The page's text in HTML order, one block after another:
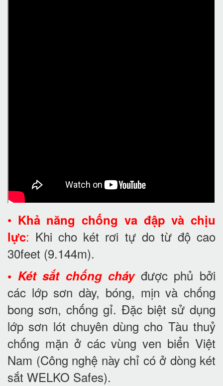
• Khả năng chống va đập và chịu
lực: Khi cho két rơi tự do từ độ cao
30feet (9.144m).
• Két sắt chống cháyđược phủ bởi
các lớp sơn dày, bóng, mịn và chống
bong sơn, chống gỉ. Đặc biệt sử dụng
lớp sơn lót chuyên dùng cho Tàu thuỷ
chống mặn ở các vùng ven biển Việt
Nam (Công nghệ này chỉ có ở dòng két
sắt WELKO Safes).